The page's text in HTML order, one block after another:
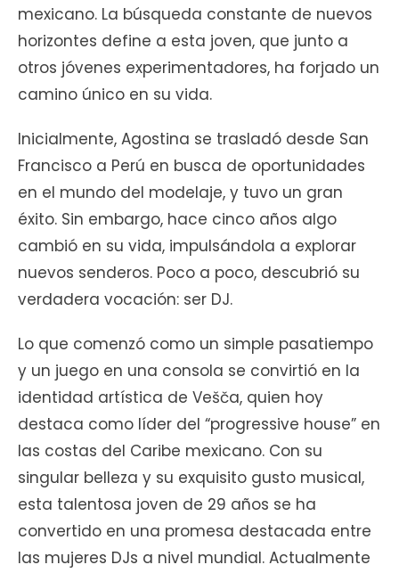
mexicano. La búsqueda constante de nuevos
horizontes define a esta joven, que junto a
otros jóvenes experimentadores, ha forjado un
camino único en su vida.
Inicialmente, Agostina se trasladó desde San
Francisco a Perú en busca de oportunidades
en el mundo del modelaje, y tuvo un gran
éxito. Sin embargo, hace cinco años algo
cambió en su vida, impulsándola a explorar
nuevos senderos. Poco a poco, descubrió su
verdadera vocación: ser DJ.
Lo que comenzó como un simple pasatiempo
y un juego en una consola se convirtió en la
identidad artística de Vešča, quien hoy
destaca como líder del “progressive house” en
las costas del Caribe mexicano. Con su
singular belleza y su exquisito gusto musical,
esta talentosa joven de 29 años se ha
convertido en una promesa destacada entre
las mujeres DJs a nivel mundial. Actualmente